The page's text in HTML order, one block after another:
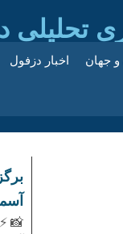
تحلیلی
و جهان اخبار دزفول